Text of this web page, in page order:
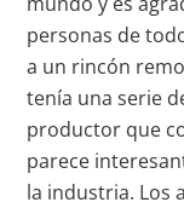
personas de
a un rincón
tenía una serie
productor que
parece
la industria. Los